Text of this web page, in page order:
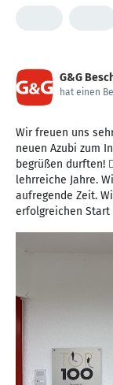
G&G
hat einen
Wir freuen uns
neuen Azubi zum
begrüßen durften!
lehrreiche Jahre.
aufregende Zeit.
erfolgreichen Start